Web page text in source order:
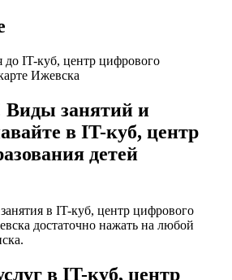
до IT-куб, центр цифрового
Ижевска
занятий и
в IT-куб, центр
детей
в IT-куб, центр цифрового
достаточно нажать на любой
в IT-куб, центр